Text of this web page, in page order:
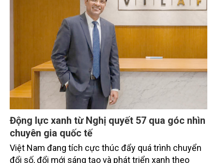
Động lực xanh từ Nghị quyết 57 qua góc nhìn
chuyên gia quốc tế
Việt Nam đang tích cực thúc đẩy quá trình chuyển
đổi số, đổi mới sáng tạo và phát triển xanh theo